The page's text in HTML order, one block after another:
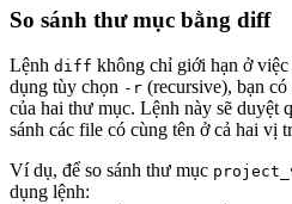
So sánh thư mục bằng diff
Lệnh diff không chỉ giới hạn ở
dụng tùy chọn -r (recursive), bạn
của hai thư mục. Lệnh này sẽ duyệt
sánh các file có cùng tên ở cả hai vị
Ví dụ, để so sánh thư mục
dụng lệnh: